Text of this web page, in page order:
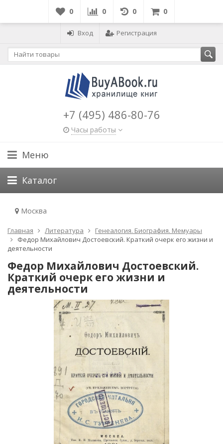
0 0 0 0
Вход Регистрация
+7 (495) 486-80-76
Часы работы
Меню
Каталог
Москва
Главная Литература
Генеалогия. Биография. Мемуары
Федор Михайлович Достоевский. Краткий очерк его жизни и
деятельности
Федор Михайлович Достоевский.
Краткий очерк его жизни и
деятельности